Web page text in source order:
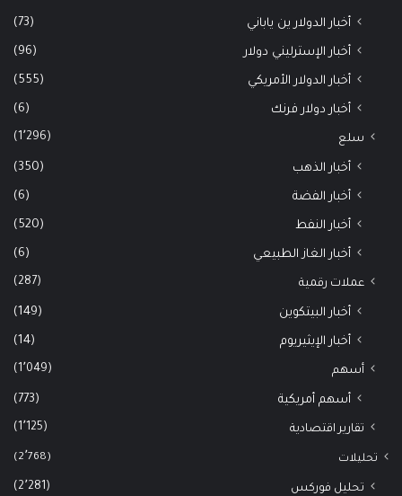
أخبار الدولار ين ياباني (73)
أخبار الإسترليني دولار (96)
أخبار الدولار الأمريكي (555)
أخبار دولار فرنك (6)
سلع (1٬296)
أخبار الذهب (350)
أخبار الفضة (6)
أخبار النفط (520)
أخبار الغاز الطبيعي (6)
عملات رقمية (287)
أخبار البيتكوين (149)
أخبار الإيثيريوم (14)
أسهم (1٬049)
أسهم أمريكية (773)
تقارير اقتصادية (1٬125)
تحليلات (2٬768)
تحليل فوركس (2٬281)